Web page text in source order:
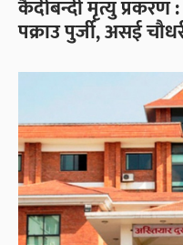
कैदीबन्दी मृत्यु प्रकरण
पक्राउ पुर्जी, असई